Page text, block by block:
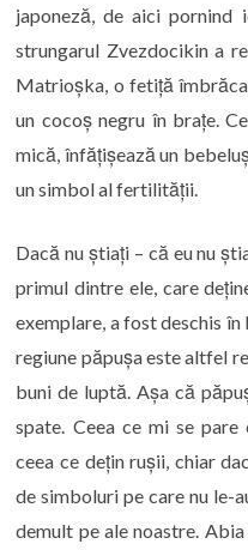
japoneză, de aici pornind
strungarul Zvezdocikin a
Matrioșka, o fetiță
un cocoș negru în brațe.
mică, înfățișează un
un simbol al fertilității.
Dacă nu știați – că eu nu
primul dintre ele, care
exemplare, a fost deschis
regiune păpușa este altfel
buni de luptă. Așa că
spate. Ceea ce mi se
ceea ce dețin rușii, chiar
de simboluri pe care nu le-
demult pe ale noastre.